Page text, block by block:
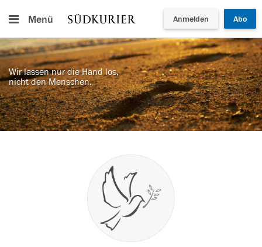
Menü Anmelden Abo
Wir lassen nur die Hand los,
nicht den Menschen.